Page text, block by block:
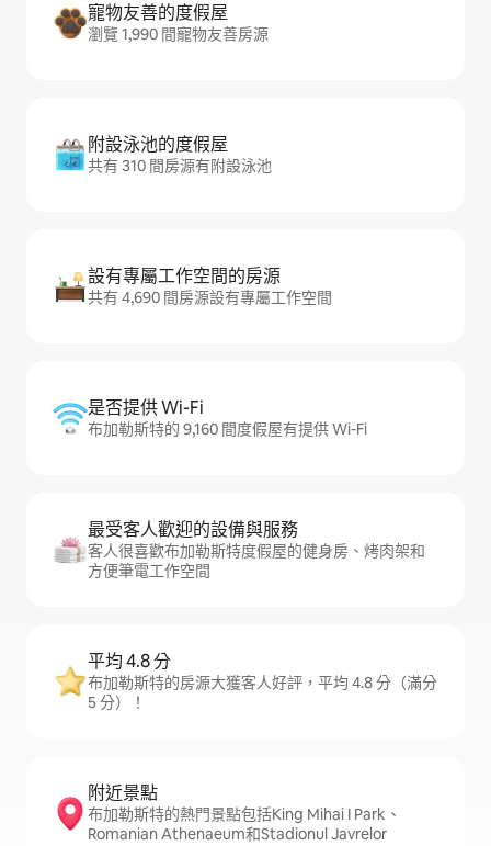
寵物友善的度假屋
瀏覽 1,990 間寵物友善房源
附設泳池的度假屋
共有 310 間房源有附設泳池
設有專屬工作空間的房源
共有 4,690 間房源設有專屬工作空間
是否提供 Wi-Fi
布加勒斯特的 9,160 間度假屋有提供 Wi-Fi
最受客人歡迎的設備與服務
客人很喜歡布加勒斯特度假屋的健身房、烤肉架和
方便筆電工作空間
平均 4.8 分
布加勒斯特的房源大獲客人好評，平均 4.8 分（滿分
5 分）！
附近景點
布加勒斯特的熱門景點包括King Mihai I Park、
Romanian Athenaeum和Stadionul Javrelor